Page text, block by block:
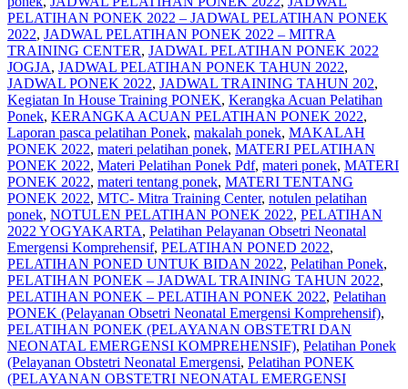
PELATIHAN PONEK 2022 – JADWAL PELATIHAN PONEK
2022, JADWAL PELATIHAN PONEK 2022 – MITRA
TRAINING CENTER, JADWAL PELATIHAN PONEK 2022
JOGJA, JADWAL PELATIHAN PONEK TAHUN 2022,
JADWAL PONEK 2022, JADWAL TRAINING TAHUN 202,
Kegiatan In House Training PONEK, Kerangka Acuan Pelatihan
Ponek, KERANGKA ACUAN PELATIHAN PONEK 2022,
Laporan pasca pelatihan Ponek, makalah ponek, MAKALAH
PONEK 2022, materi pelatihan ponek, MATERI PELATIHAN
PONEK 2022, Materi Pelatihan Ponek Pdf, materi ponek, MATERI
PONEK 2022, materi tentang ponek, MATERI TENTANG
PONEK 2022, MTC- Mitra Training Center, notulen pelatihan
ponek, NOTULEN PELATIHAN PONEK 2022, PELATIHAN
2022 YOGYAKARTA, Pelatihan Pelayanan Obsetri Neonatal
Emergensi Komprehensif, PELATIHAN PONED 2022,
PELATIHAN PONED UNTUK BIDAN 2022, Pelatihan Ponek,
PELATIHAN PONEK – JADWAL TRAINING TAHUN 2022,
PELATIHAN PONEK – PELATIHAN PONEK 2022, Pelatihan
PONEK (Pelayanan Obsetri Neonatal Emergensi Komprehensif),
PELATIHAN PONEK (PELAYANAN OBSTETRI DAN
NEONATAL EMERGENSI KOMPREHENSIF), Pelatihan Ponek
(Pelayanan Obstetri Neonatal Emergensi, Pelatihan PONEK
(PELAYANAN OBSTETRI NEONATAL EMERGENSI